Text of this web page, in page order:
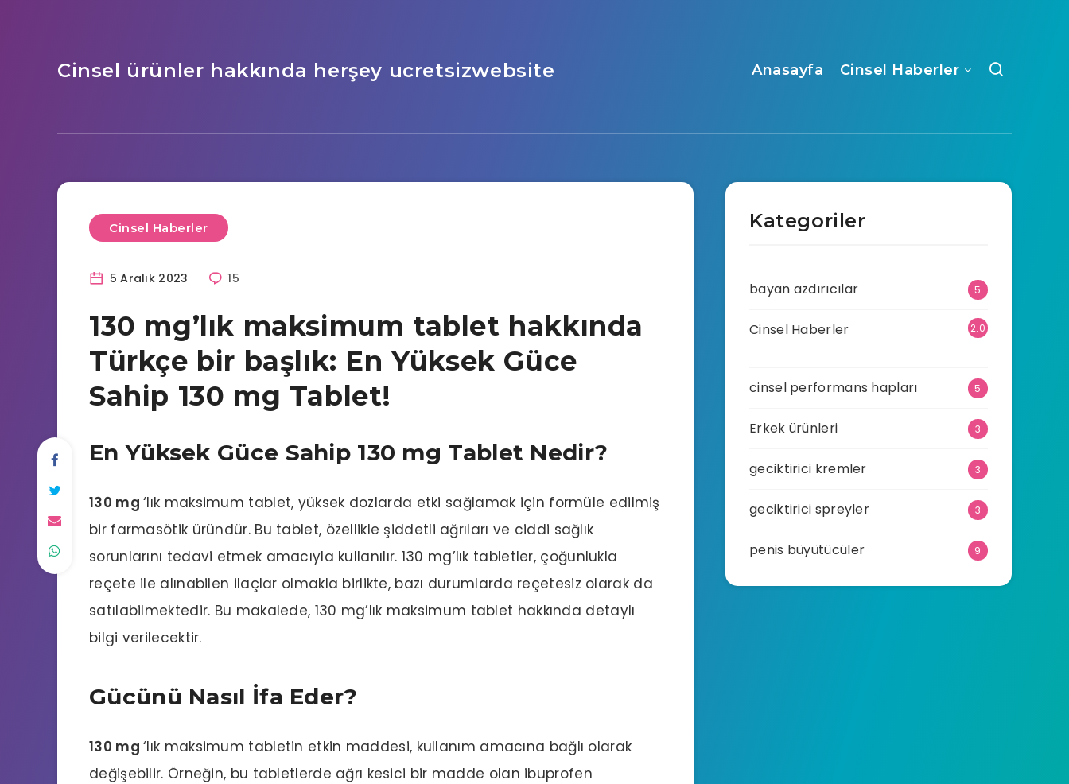
Cinsel ürünler hakkında herşey ucretsizwebsite Anasayfa Cinsel Haberler
Cinsel Haberler
5 Aralık 2023 15
130 mg’lık maksimum tablet hakkında
Türkçe bir başlık: En Yüksek Güce
Sahip 130 mg Tablet!
En Yüksek Güce Sahip 130 mg Tablet Nedir?
130 mg‘lık maksimum tablet, yüksek dozlarda etki sağlamak için formüle edilmiş
bir farmasötik üründür. Bu tablet, özellikle şiddetli ağrıları ve ciddi sağlık
sorunlarını tedavi etmek amacıyla kullanılır. 130 mg’lık tabletler, çoğunlukla
reçete ile alınabilen ilaçlar olmakla birlikte, bazı durumlarda reçetesiz olarak da
satılabilmektedir. Bu makalede, 130 mg’lık maksimum tablet hakkında detaylı
bilgi verilecektir.
Gücünü Nasıl İfa Eder?
130 mg‘lık maksimum tabletin etkin maddesi, kullanım amacına bağlı olarak
değişebilir. Örneğin, bu tabletlerde ağrı kesici bir madde olan ibuprofen
Kategoriler
bayan azdırıcılar 5
Cinsel Haberler
2.0
cinsel performans hapları 5
Erkek ürünleri 3
geciktirici kremler 3
geciktirici spreyler 3
penis büyütücüler 9